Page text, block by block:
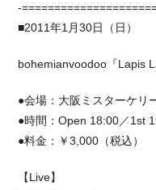
-
■2011年1月30日（日）
bohemianvoodoo『Lapis
●会場：大阪ミスターケリ
●時間：Open 18:00／1st
●料金：￥3,000（税込）
【Live】